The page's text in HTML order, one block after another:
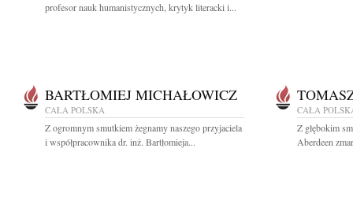
profesor nauk humanistycznych, krytyk literacki i...
BARTŁOMIEJ MICHAŁOWICZ
CAŁA POLSKA
Z ogromnym smutkiem żegnamy naszego przyjaciela
i współpracownika dr. inż. Bartłomieja...
CAŁA
Z głębokim
Aberdeen